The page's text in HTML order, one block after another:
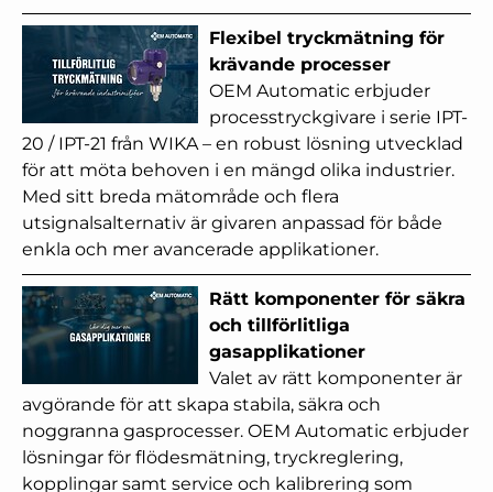
Flexibel tryckmätning för
krävande processer
OEM Automatic erbjuder
processtryckgivare i serie IPT-
20 / IPT-21 från WIKA – en robust lösning utvecklad
för att möta behoven i en mängd olika industrier.
Med sitt breda mätområde och flera
utsignalsalternativ är givaren anpassad för både
enkla och mer avancerade applikationer.
Rätt komponenter för säkra
och tillförlitliga
gasapplikationer
Valet av rätt komponenter är
avgörande för att skapa stabila, säkra och
noggranna gasprocesser. OEM Automatic erbjuder
lösningar för flödesmätning, tryckreglering,
kopplingar samt service och kalibrering som